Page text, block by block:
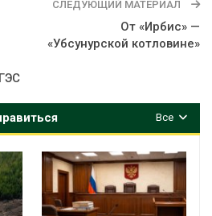
СЛЕДУЮЩИЙ МАТЕРИАЛ
От «Ирбис» —
«Убсунурской котловине»
Все